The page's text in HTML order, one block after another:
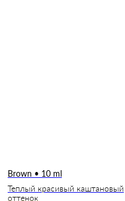
Brown • 10 ml
Теплый красивый каштановый
оттенок